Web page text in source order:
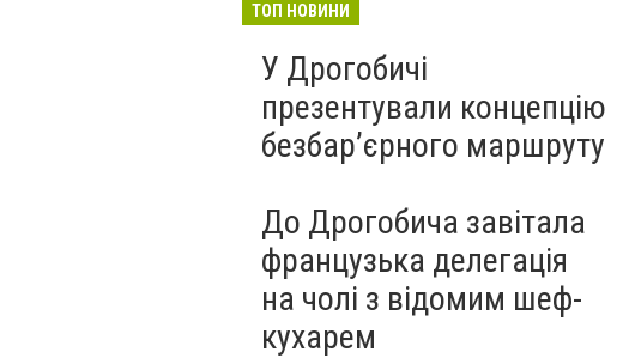
ТОП НОВИНИ
У Дрогобичі
презентували концепцію
безбар’єрного маршруту
До Дрогобича завітала
французька делегація
на чолі з відомим шеф-
кухарем